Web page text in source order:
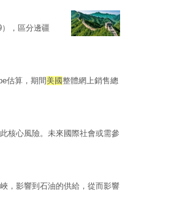
，區分邊疆
估算，期間美國整體網上銷售總
核心風險。未來國際社會或需參
，影響到石油的供給，從而影響